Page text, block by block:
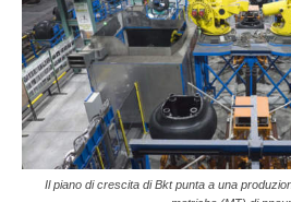
Il piano di crescita di Bkt punta a una